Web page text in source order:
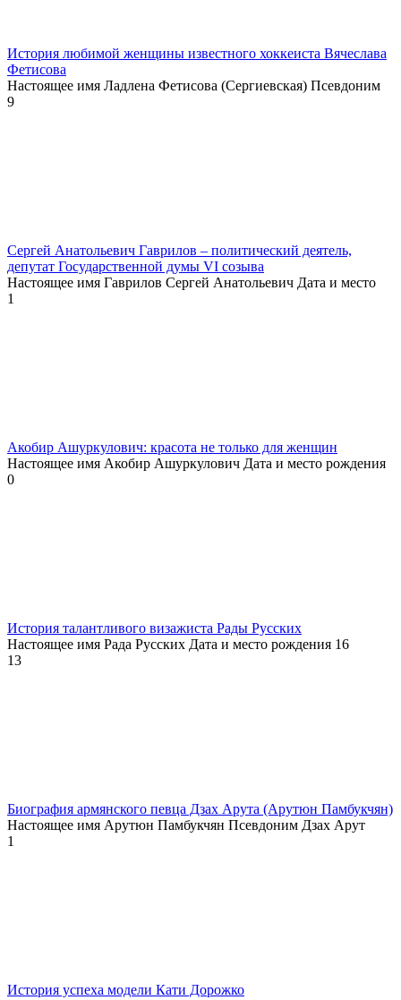
История любимой женщины известного хоккеиста Вячеслава
Фетисова
Настоящее имя Ладлена Фетисова (Сергиевская) Псевдоним
9
Сергей Анатольевич Гаврилов – политический деятель,
депутат Государственной думы VI созыва
Настоящее имя Гаврилов Сергей Анатольевич Дата и место
1
Акобир Ашуркулович: красота не только для женщин
Настоящее имя Акобир Ашуркулович Дата и место рождения
0
История талантливого визажиста Рады Русских
Настоящее имя Рада Русских Дата и место рождения 16
13
Биография армянского певца Дзах Арута (Арутюн Памбукчян)
Настоящее имя Арутюн Памбукчян Псевдоним Дзах Арут
1
История успеха модели Кати Дорожко